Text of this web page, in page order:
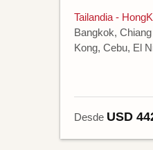
Tailandia -
Bangkok,
Kong, Cebu, El
Desde USD